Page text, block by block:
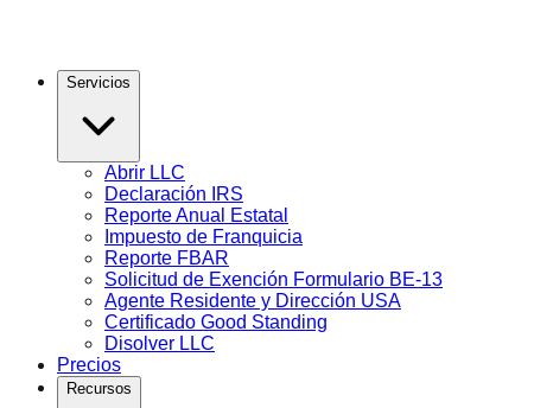
Servicios
Abrir LLC
Declaración IRS
Reporte Anual Estatal
Impuesto de Franquicia
Reporte FBAR
Solicitud de Exención Formulario BE-13
Agente Residente y Dirección USA
Certificado Good Standing
Disolver LLC
Precios
Recursos